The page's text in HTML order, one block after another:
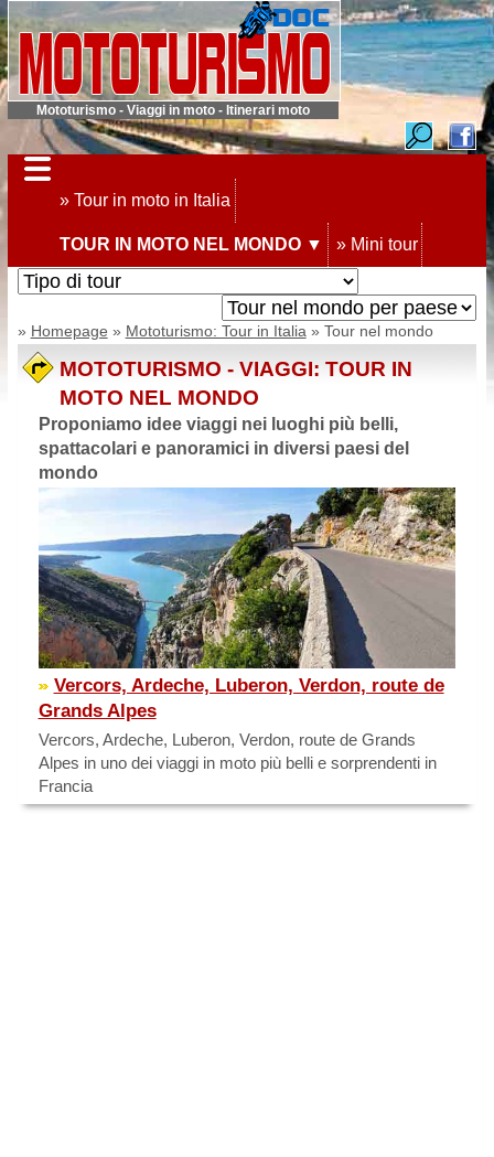
Mototurismo - Viaggi in moto - Itinerari moto
» Tour in moto in Italia
TOUR IN MOTO NEL MONDO ▼ » Mini tour
» Homepage » Mototurismo: Tour in Italia » Tour nel mondo
MOTOTURISMO - VIAGGI: TOUR IN
MOTO NEL MONDO
Proponiamo idee viaggi nei luoghi più belli,
spattacolari e panoramici in diversi paesi del
mondo
Vercors, Ardeche, Luberon, Verdon, route de
Grands Alpes
Vercors, Ardeche, Luberon, Verdon, route de Grands
Alpes in uno dei viaggi in moto più belli e sorprendenti in
Francia